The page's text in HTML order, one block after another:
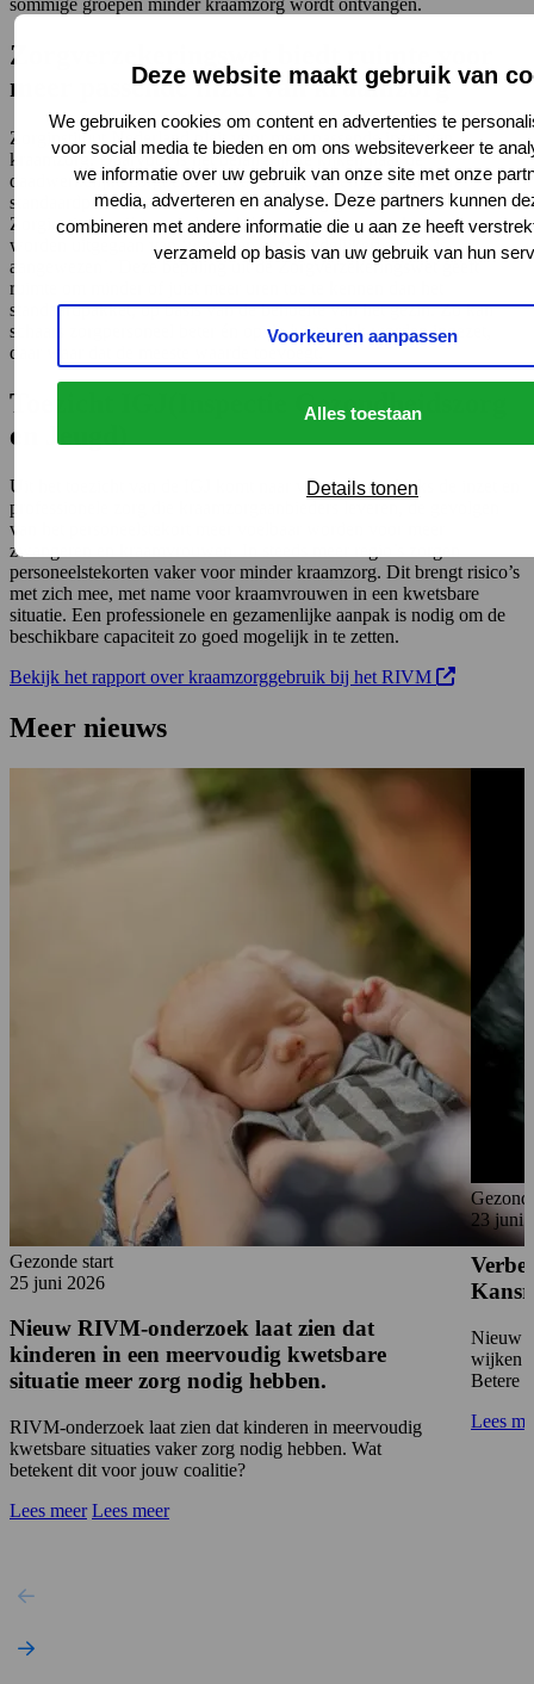
Deze website maakt gebruik van
We gebruiken cookies om content en advertenties te
voor social media te bieden en om ons websiteverkeer te
we informatie over uw gebruik van onze site met onze
media, adverteren en analyse. Deze partners kunnen
combineren met andere informatie die u aan ze heeft
verzameld op basis van uw gebruik van hun
Voorkeuren aanpassen
Alles toestaan
Details tonen
sommige groepen minder kraamzorg wordt ontvangen.
Zorgverzekeringswet biedt ruimte voor
meer passende inzet van kraamzorg
Zorginstituut Nederland pleit voor meer passende inzet van
kraamzorg. Daarvoor is het belangrijk te kijken naar de
daadwerkelijke zorgbehoefte van een gezin en niet naar een
standaardpakket aan uren, zoals dit nu nog gebeurt. Het
Zorginstituut wijst erop dat er bij het toekennen van kraamzorg moet
worden uitgegaan van ‘waar een gezin redelijkerwijs op is
aangewezen’. Deze bepaling uit de Zorgverzekeringswet geeft
ruimte om minder of juist meer uren toe te kennen dan het
standaardpakket, op basis van de behoefte van het gezin. Zo kan
schaars zorgpersoneel beter én op de juiste plek worden ingezet,
daar waar dat de meeste waarde toevoegt.
Toezicht IGJ(Inspectie Gezondheidszorg
en Jeugd)
Uit het toezicht van de IGJ komt naar voren dat ondanks de inzet en
professionele zorg die kraamzorgaanbieders leveren, de gevolgen
van het personeelstekort meer voelbaar worden voor meer
zwangeren en kraamvrouwen. In steeds meer regio’s zorgen
personeelstekorten vaker voor minder kraamzorg. Dit brengt risico’s
met zich mee, met name voor kraamvrouwen in een kwetsbare
situatie. Een professionele en gezamenlijke aanpak is nodig om de
beschikbare capaciteit zo goed mogelijk in te zetten.
Bekijk het rapport over kraamzorggebruik bij het RIVM Deze link
Meer nieuws
Gezonde start
25 juni 2026
Nieuw RIVM-onderzoek laat zien dat
kinderen in een meervoudig kwetsbare
situatie meer zorg nodig hebben.
RIVM-onderzoek laat zien dat kinderen in meervoudig
kwetsbare situaties vaker zorg nodig hebben. Wat
betekent dit voor jouw coalitie?
Lees meer Lees meer
23 juni
Nieuw
wijken
Betere
Lees